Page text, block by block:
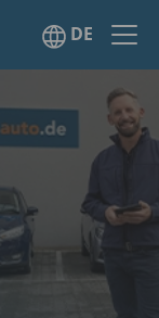
DE